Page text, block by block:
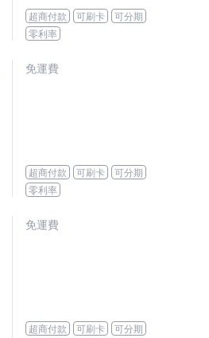
超商付款 可刷卡
可分期
零利率
免運費
超商付款 可刷卡
可分期
零利率
免運費
超商付款 可刷卡 可分期